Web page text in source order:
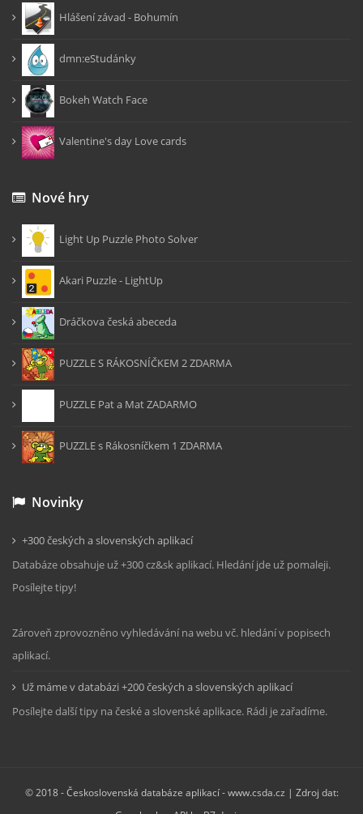
Hlášení závad - Bohumín
dmn:eStudánky
Bokeh Watch Face
Valentine's day Love cards
Nové hry
Light Up Puzzle Photo Solver
Akari Puzzle - LightUp
Dráčkova česká abeceda
PUZZLE S RÁKOSNÍČKEM 2 ZDARMA
PUZZLE Pat a Mat ZADARMO
PUZZLE s Rákosníčkem 1 ZDARMA
Novinky
+300 českých a slovenských aplikací
Databáze obsahuje už +300 cz&sk aplikací. Hledání jde už pomaleji.
Posílejte tipy!
Zároveň zprovozněno vyhledávání na webu vč. hledání v popisech
aplikací.
Už máme v databázi +200 českých a slovenských aplikací
Posílejte další tipy na české a slovenské aplikace. Rádi je zařadíme.
© 2018 -Československá databáze aplikací - www.csda.cz | Zdroj dat: